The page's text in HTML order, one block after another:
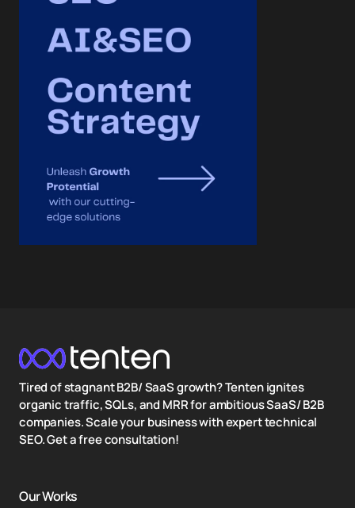
Tired of stagnant B2B/ SaaS growth? Tenten ignites
organic traffic, SQLs, and MRR for ambitious SaaS/ B2B
companies. Scale your business with expert technical
SEO. Get a free consultation!
Our Works